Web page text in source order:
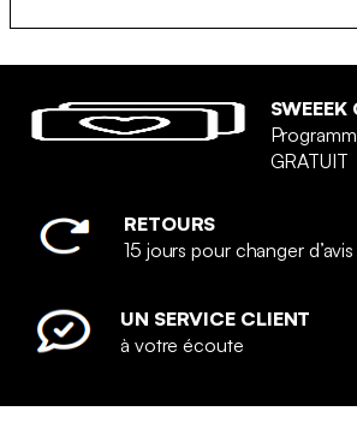
SWEEEK
GRATUIT
RETOURS
15 jours pour changer d’avis
UN SERVICE CLIENT
à votre écoute